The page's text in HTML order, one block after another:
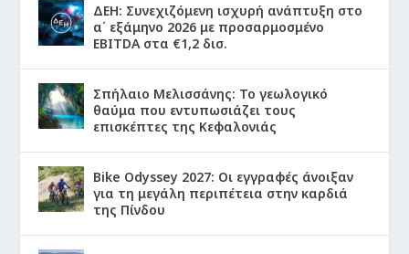
ΔΕΗ: Συνεχιζόμενη ισχυρή ανάπτυξη στο
α΄ εξάμηνο 2026 με προσαρμοσμένο
EBITDA στα €1,2 δισ.
Σπήλαιο Μελισσάνης: Το γεωλογικό
θαύμα που εντυπωσιάζει τους
επισκέπτες της Κεφαλονιάς
Bike Odyssey 2027: Οι εγγραφές άνοιξαν
για τη μεγάλη περιπέτεια στην καρδιά
της Πίνδου